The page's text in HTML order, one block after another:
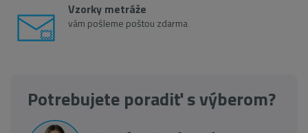
Vzorky metráže
vám pošleme poštou zdarma
Potrebujete poradiť s výberom?